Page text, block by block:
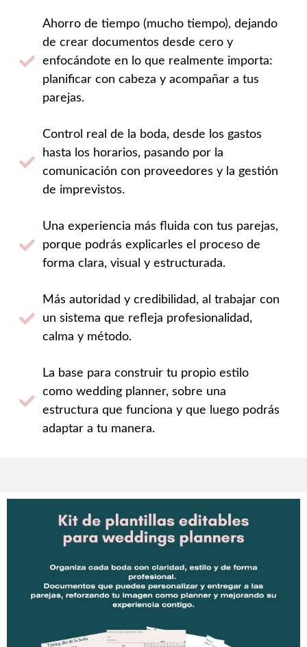
Ahorro de tiempo (mucho tiempo), dejando
de crear documentos desde cero y
enfocándote en lo que realmente importa:
planificar con cabeza y acompañar a tus
parejas.
Control real de la boda, desde los gastos
hasta los horarios, pasando por la
comunicación con proveedores y la gestión
de imprevistos.
Una experiencia más fluida con tus parejas,
porque podrás explicarles el proceso de
forma clara, visual y estructurada.
Más autoridad y credibilidad, al trabajar con
un sistema que refleja profesionalidad,
calma y método.
La base para construir tu propio estilo
como wedding planner, sobre una
estructura que funciona y que luego podrás
adaptar a tu manera.